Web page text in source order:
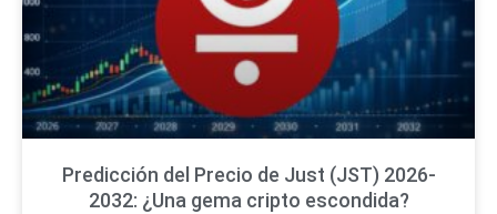
Predicción del Precio de Just (JST) 2026-
2032: ¿Una gema cripto escondida?